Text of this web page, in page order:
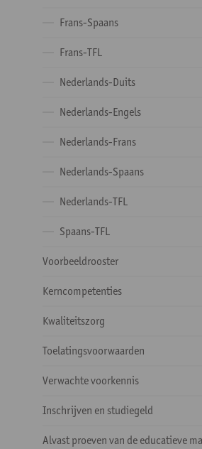
Frans-Spaans
Frans-TFL
Nederlands-Duits
Nederlands-Engels
Nederlands-Frans
Nederlands-Spaans
Nederlands-TFL
Spaans-TFL
Voorbeeldrooster
Kerncompetenties
Kwaliteitszorg
Toelatingsvoorwaarden
Verwachte voorkennis
Inschrijven en studiegeld
Alvast proeven van de educatieve